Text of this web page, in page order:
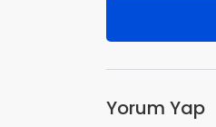
Yorum Yap